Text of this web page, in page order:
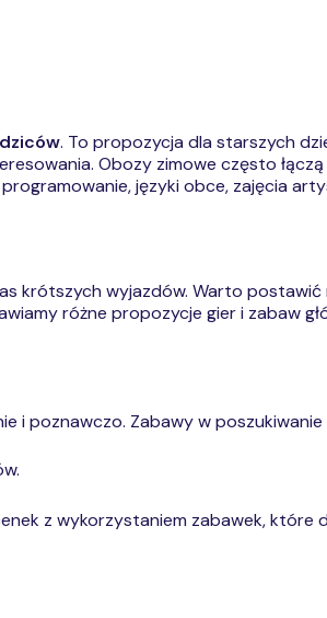
. To propozycja dla starszych
Obozy zimowe często
języki obce, zajęcia
krótszych wyjazdów. Warto
różne propozycje gier i zabaw
i poznawczo. Zabawy w
z wykorzystaniem zabawek, które